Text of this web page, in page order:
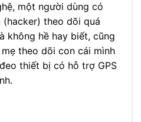
một người dùng có
theo dõi quá
không hề hay biết, cũng
theo dõi con cái mình
thiết bị có hỗ trợ GPS